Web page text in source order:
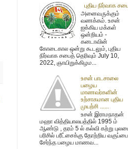
புதிய நிர்வாக
அனைவருக்கும்
வணக்கம். உசன்
ஐக்கிய மக்கள்
ஒன்றியம் -
கனடாவின்
கோடைகால ஒன்று கூடலும், புதிய
நிர்வாக சபைத் தெரிவும் July 10,
2022, ஞாயிறுக்கிழம...
உசன் பாடசாலை
பழைய
மாணவர்களின்
உற்சாகமான புதிய
முயற்சி ......
உசன் இராமநாதன்
மஹா வித்தியாலயத்தில் 1995 ம்
ஆண்டு , தரம் 5 ல் கல்வி கற்று
பரிசில் பரீட்சைக்கு தோற்றிய வகுப்பை
சேர்ந்த பழைய மாணவ...